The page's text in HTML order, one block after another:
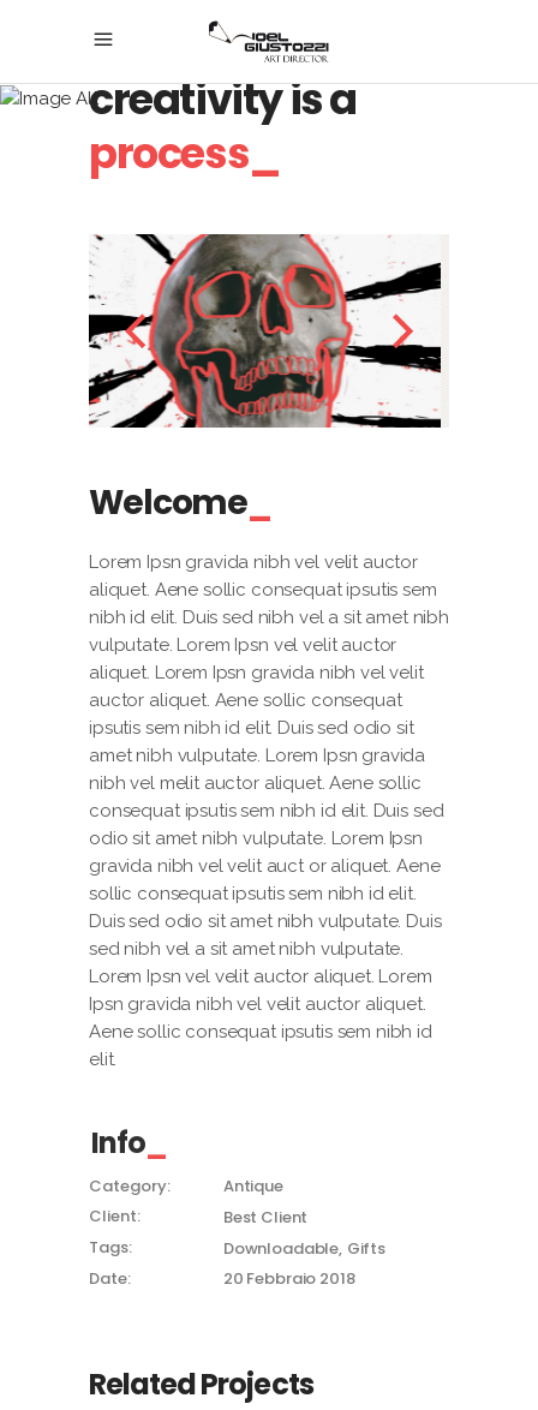
Believe, any
creativity is a
process_
Welcome
Lorem Ipsn gravida nibh vel velit auctor
aliquet. Aene sollic consequat ipsutis sem
nibh id elit. Duis sed nibh vel a sit amet nibh
vulputate. Lorem Ipsn vel velit auctor
aliquet. Lorem Ipsn gravida nibh vel velit
auctor aliquet. Aene sollic consequat
ipsutis sem nibh id elit. Duis sed odio sit
amet nibh vulputate. Lorem Ipsn gravida
nibh vel melit auctor aliquet. Aene sollic
consequat ipsutis sem nibh id elit. Duis sed
odio sit amet nibh vulputate. Lorem Ipsn
gravida nibh vel velit auct or aliquet. Aene
sollic consequat ipsutis sem nibh id elit.
Duis sed odio sit amet nibh vulputate. Duis
sed nibh vel a sit amet nibh vulputate.
Lorem Ipsn vel velit auctor aliquet. Lorem
Ipsn gravida nibh vel velit auctor aliquet.
Aene sollic consequat ipsutis sem nibh id
elit.
Info
Category:
Antique
Client:
Best Client
Tags:
Downloadable Gifts
Date:
20 Febbraio 2018
Related Projects